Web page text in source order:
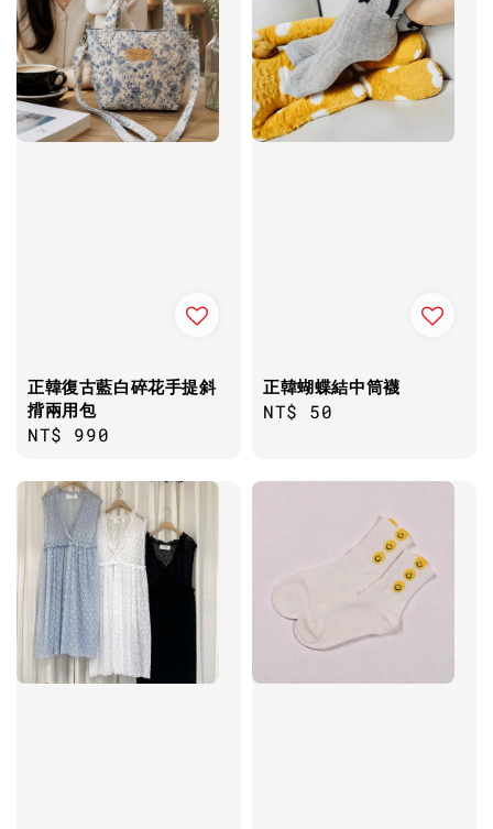
正韓復古藍白碎花手提斜
揹兩用包
Regular
NT$ 990
正韓蝴蝶結中筒襪
Regular
NT$ 50